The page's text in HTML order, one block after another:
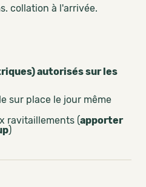
collation à l'arrivée.
autorisés sur les
sur place le jour même
ravitaillements (apporter
)